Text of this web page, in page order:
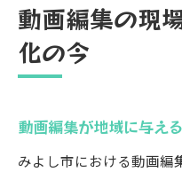
動画編集の現
化の今
動画編集が地域に与え
みよし市における動画編